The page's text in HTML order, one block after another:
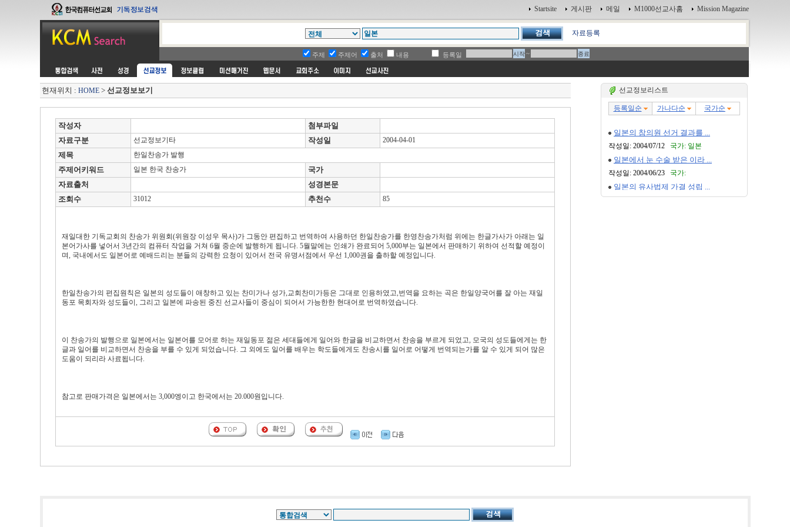
Startsite 게시판 메일 M1000선교사홈 Mission Magazine
자료등록
주제 주제어 출처 내용 등록일 ~
현재위치 : HOME> 선교정보보기
작성자
첨부파일
자료구분
선교정보기타 작성일 2004-04-01
제목 한일찬송가 발행
주제어키워드 일본 한국 찬송가
국가
자료출처
성경본문
조회수
31012 추천수 85
재일대한 기독교회의 찬송가 위원회(위원장 이성우 목사)가 그동안 편집하고 번역하여 사용하던 한일찬송가를 한영찬송가처럼 위에는 한글가사가 아래는 일
본어가사를 넣어서 3년간의 컴퓨터 작업을 거쳐 6월 중순에 발행하게 됩니다. 5월말에는 인쇄가 완료되어 5,000부는 일본에서 판매하기 위하여 선적할 예정이
며, 국내에서도 일본어로 예배드리는 분들의 강력한 요청이 있어서 전국 유명서점에서 우선 1,000권을 출하할 예정입니다.
한일찬송가의 편집원칙은 일본의 성도들이 애창하고 있는 찬미가나 성가,교회찬미가등은 그대로 인용하였고,번역을 요하는 곡은 한일양국어를 잘 아는 재일
동포 목회자와 성도들이, 그리고 일본에 파송된 중진 선교사들이 중심이 되어서 가능한한 현대어로 번역하였습니다.
이 찬송가의 발행으로 일본에서는 일본어를 모어로 하는 재일동포 젊은 세대들에게 일어와 한글을 비교하면서 찬송을 부르게 되었고, 모국의 성도들에게는 한
글과 일어를 비교하면서 찬송을 부를 수 있게 되었습니다. 그 외에도 일어를 배우는 학도들에게도 찬송시를 일어로 어떻게 번역되는가를 알 수 있게 되어 많은
도움이 되리라 사료됩니다.
참고로 판매가격은 일본에서는 3,000엥이고 한국에서는 20.000원입니다.
선교정보리스트